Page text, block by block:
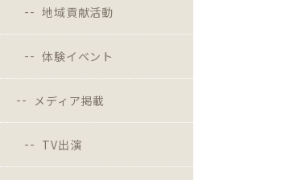
地域貢献活動
体験イベント
メディア掲載
TV出演